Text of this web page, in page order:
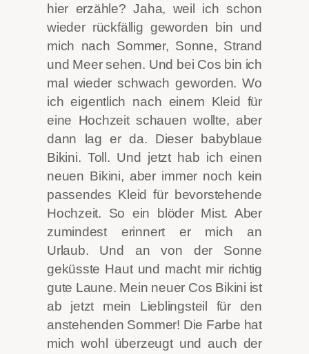
hier erzähle? Jaha, weil ich schon
wieder rückfällig geworden bin und
mich nach Sommer, Sonne, Strand
und Meer sehen. Und bei Cos bin ich
mal wieder schwach geworden. Wo
ich eigentlich nach einem Kleid für
eine Hochzeit schauen wollte, aber
dann lag er da. Dieser babyblaue
Bikini. Toll. Und jetzt hab ich einen
neuen Bikini, aber immer noch kein
passendes Kleid für bevorstehende
Hochzeit. So ein blöder Mist. Aber
zumindest erinnert er mich an
Urlaub. Und an von der Sonne
geküsste Haut und macht mir richtig
gute Laune. Mein neuer Cos Bikini ist
ab jetzt mein Lieblingsteil für den
anstehenden Sommer! Die Farbe hat
mich wohl überzeugt und auch der